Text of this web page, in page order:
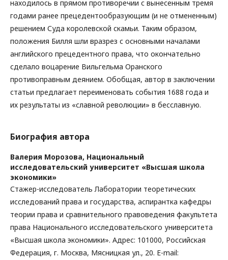
находилось в прямом противоречии с вынесенным тремя
годами ранее прецедентообразующим (и не отмененным)
решением Суда королевской скамьи. Таким образом,
положения Билля шли вразрез с основными началами
английского прецедентного права, что окончательно
сделало воцарение Вильгельма Оранского
противоправным деянием. Обобщая, автор в заключении
статьи предлагает переименовать события 1688 года и
их результаты из «славной революции» в бесславную.
Биография автора
Валерия Морозова, Национальный
исследовательский университет «Высшая школа
экономики»
Стажер-исследователь Лаборатории теоретических
исследований права и государства, аспирантка кафедры
теории права и сравнительного правоведения факультета
права Национального исследовательского университета
«Высшая школа экономики». Адрес: 101000, Российская
Федерация, г. Москва, Мясницкая ул., 20. E-mail: